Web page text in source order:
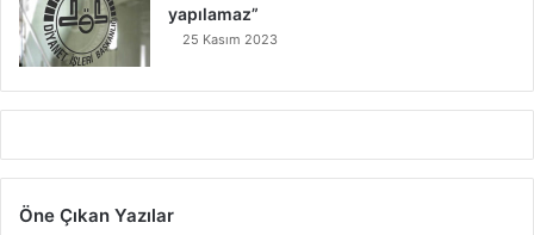
yapılamaz”
25 Kasım 2023
Öne Çıkan Yazılar